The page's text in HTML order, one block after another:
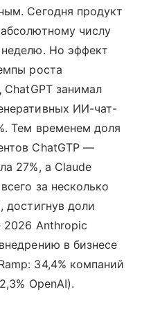
Сегодня продукт
числу
Но эффект
роста
ChatGPT занимал
ИИ-чат-
Тем временем доля
ChatGTP —
27%, а Claude
за несколько
достигнув доли
2026 Anthropic
в бизнесе
34,4% компаний
OpenAI).